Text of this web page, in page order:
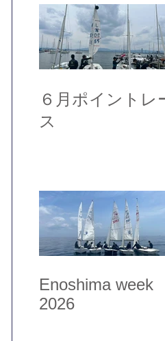
６月ポイントレ
ス
Enoshima week
2026